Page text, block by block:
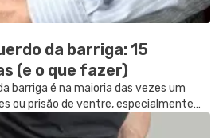
da barriga: 15
(e o que fazer)
barriga é na maioria das vezes um
ou prisão de ventre, especialmente
surge em fisgadas ou causa outros